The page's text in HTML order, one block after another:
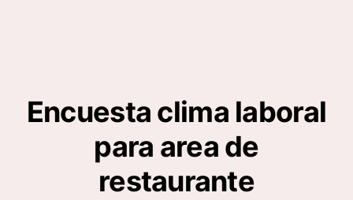
Encuesta clima laboral
para area de
restaurante